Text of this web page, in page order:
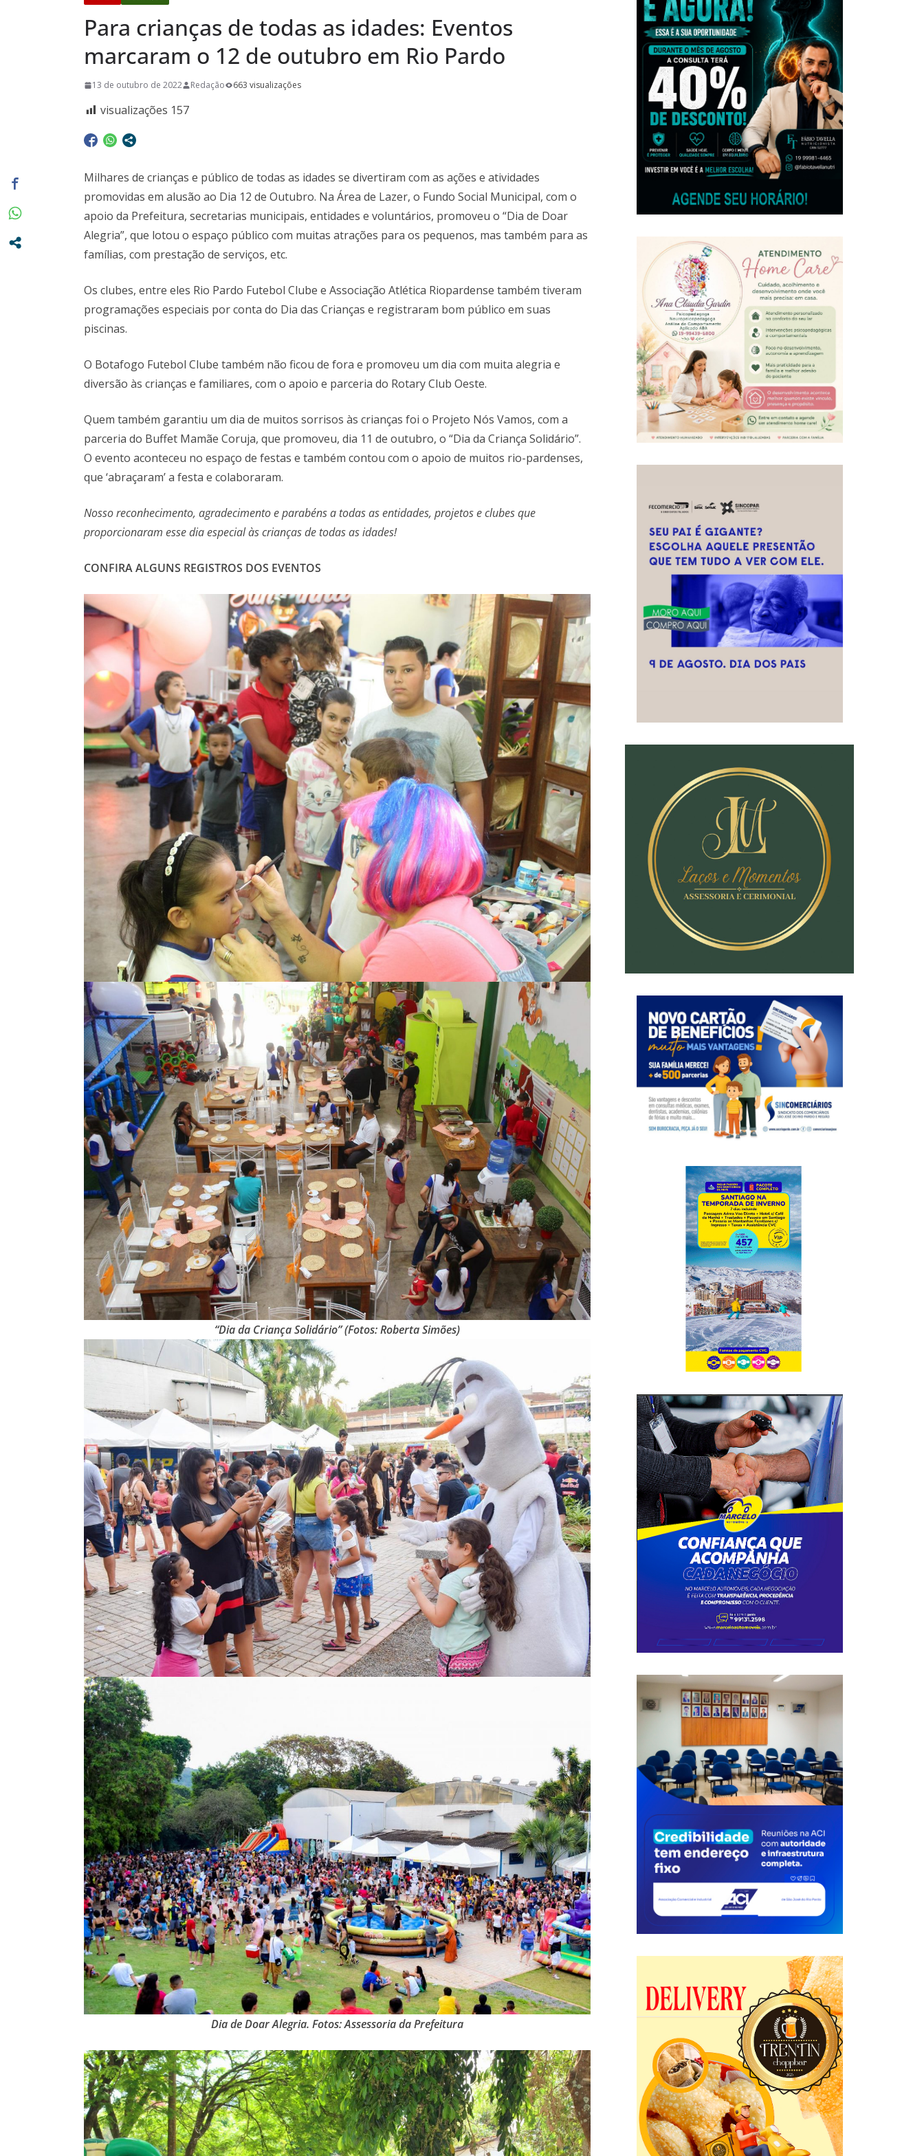
Casa em Rio Pardo
Exposição “Remexendo o
Baú” e Documentário “Vozes
da Memória” serão lançados
Para crianças de todas as idades: Eventos
marcaram o 12 de outubro em Rio Pardo
13 de outubro de 2022 Redação 663 visualizações
visualizações 157
Milhares de crianças e público de todas as idades se divertiram com as ações e atividades
promovidas em alusão ao Dia 12 de Outubro. Na Área de Lazer, o Fundo Social Municipal, com o
apoio da Prefeitura, secretarias municipais, entidades e voluntários, promoveu o “Dia de Doar
Alegria”, que lotou o espaço público com muitas atrações para os pequenos, mas também para as
famílias, com prestação de serviços, etc.
Os clubes, entre eles Rio Pardo Futebol Clube e Associação Atlética Riopardense também tiveram
programações especiais por conta do Dia das Crianças e registraram bom público em suas
piscinas.
O Botafogo Futebol Clube também não ficou de fora e promoveu um dia com muita alegria e
diversão às crianças e familiares, com o apoio e parceria do Rotary Club Oeste.
Quem também garantiu um dia de muitos sorrisos às crianças foi o Projeto Nós Vamos, com a
parceria do Buffet Mamãe Coruja, que promoveu, dia 11 de outubro, o “Dia da Criança Solidário”.
O evento aconteceu no espaço de festas e também contou com o apoio de muitos rio-pardenses,
que ‘abraçaram’ a festa e colaboraram.
Nosso reconhecimento, agradecimento e parabéns a todas as entidades, projetos e clubes que
proporcionaram esse dia especial às crianças de todas as idades!
CONFIRA ALGUNS REGISTROS DOS EVENTOS
“Dia da Criança Solidário” (Fotos: Roberta Simões)
Dia de Doar Alegria. Fotos: Assessoria da Prefeitura